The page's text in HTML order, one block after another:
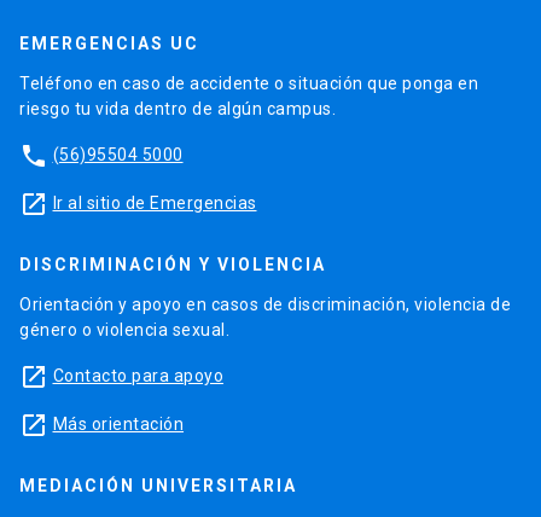
EMERGENCIAS UC
Teléfono en caso de accidente o situación que ponga en
riesgo tu vida dentro de algún campus.
phone (56)95504 5000
launch Ir al sitio de Emergencias
DISCRIMINACIÓN Y VIOLENCIA
Orientación y apoyo en casos de discriminación, violencia de
género o violencia sexual.
launch Contacto para apoyo
launch Más orientación
MEDIACIÓN UNIVERSITARIA